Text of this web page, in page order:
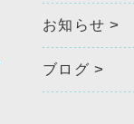
お知らせ
ブログ